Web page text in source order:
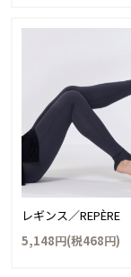
レギンス／REPÈRE
5,148円(税468円)